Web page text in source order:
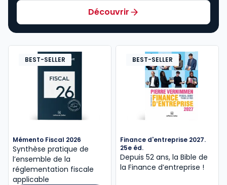
Découvrir
BEST-SELLER
Mémento Fiscal 2026
Synthèse pratique de
l’ensemble de la
réglementation fiscale
applicable
BEST-SELLER
Finance d'entreprise 2027.
25e éd.
Depuis 52 ans, la Bible de
la Finance d’entreprise​ !